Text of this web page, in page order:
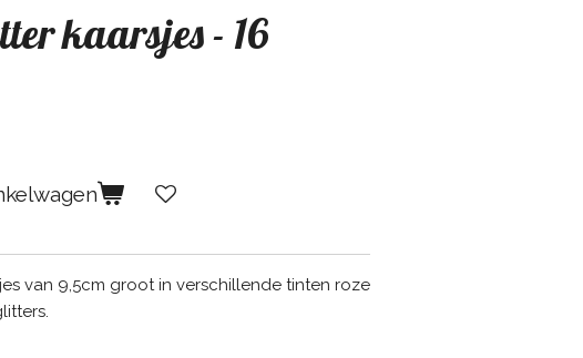
kaarsjes - 16
van 9,5cm groot in verschillende tinten roze